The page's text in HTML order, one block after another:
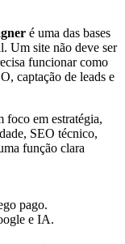
é uma das bases
Um site não deve ser
funcionar como
captação de leads e
foco em estratégia,
SEO técnico,
função clara
pago.
e IA.